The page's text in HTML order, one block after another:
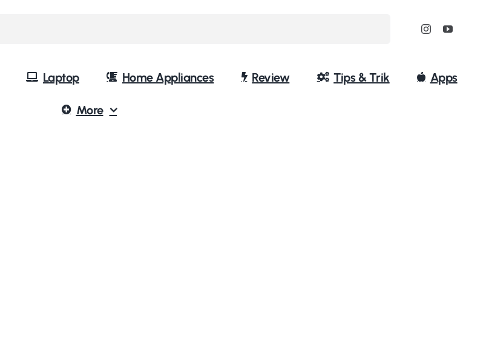
Laptop Home Appliances Review Tips & Trik Apps
More